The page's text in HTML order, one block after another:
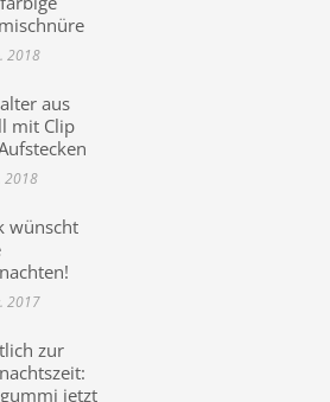
2018
aus
mit Clip
2018
wünscht
2017
zur
jetzt